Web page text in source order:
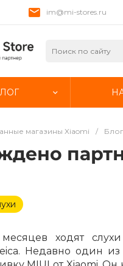
im@mi-stores.ru
магазины Xiaomi / Блог
ходят
Недавно один